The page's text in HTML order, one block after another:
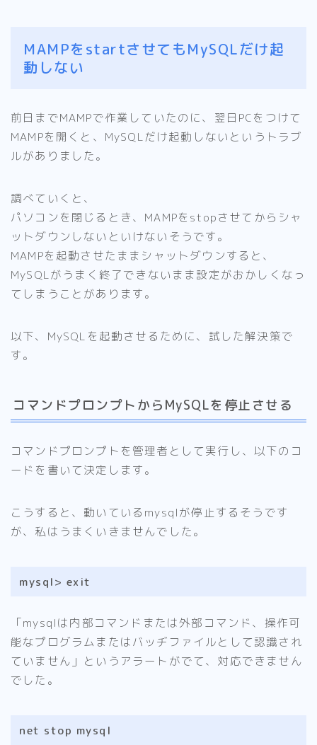
MAMPをstartさせてもMySQLだけ起
動しない
前日までMAMPで作業していたのに、翌日PCをつけて
MAMPを開くと、MySQLだけ起動しないというトラブ
ルがありました。
調べていくと、
パソコンを閉じるとき、MAMPをstopさせてからシャ
ットダウンしないといけないそうです。
MAMPを起動させたままシャットダウンすると、
MySQLがうまく終了できないまま設定がおかしくなっ
てしまうことがあります。
以下、MySQLを起動させるために、試した解決策で
す。
コマンドプロンプトからMySQLを停止させる
コマンドプロンプトを管理者として実行し、以下のコ
ードを書いて決定します。
こうすると、動いているmysqlが停止するそうです
が、私はうまくいきませんでした。
mysql> exit
「mysqlは内部コマンドまたは外部コマンド、操作可
能なプログラムまたはバッヂファイルとして認識され
ていません」というアラートがでて、対応できません
でした。
net stop mysql